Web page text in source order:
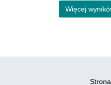
Więcej